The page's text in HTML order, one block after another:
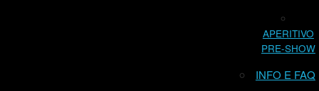
APERITIVO
PRE-SHOW
INFO E FAQ